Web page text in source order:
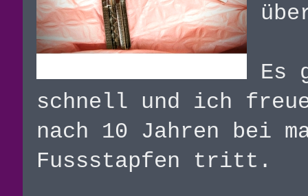
Es
schnell und ich
nach 10 Jahren bei
Fussstapfen tritt.